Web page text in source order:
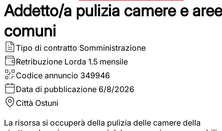
Addetto/a pulizia camere e aree
comuni
Tipo di contratto Somministrazione
Retribuzione Lorda 1.5 mensile
Codice annuncio 349946
Data di pubblicazione 6/8/2026
Città Ostuni
La risorsa si occuperà della pulizia delle camere della